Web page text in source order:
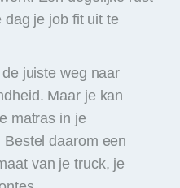
je job fit uit te
juiste weg naar
Maar je kan
matras in je
daarom een
van je truck, je